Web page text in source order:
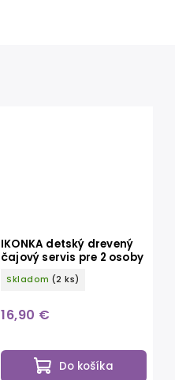
IKONKA detský drevený
čajový servis pre 2 osoby
Skladom (2 ks)
16,90 €
Do košíka